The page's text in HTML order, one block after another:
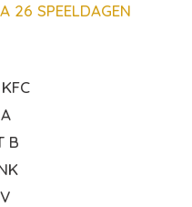
26 SPEELDAGEN
B